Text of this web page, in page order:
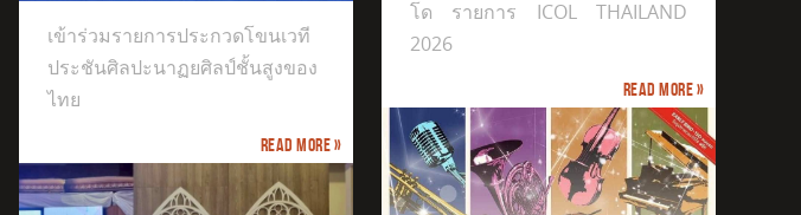
เข้าร่วมรายการประกวดโขนเวที
ประชันศิลปะนาฏยศิลป์ชั้นสูงของ
ไทย
Read more »
โด รายการ ICOL THAILAND
2026
Read more »